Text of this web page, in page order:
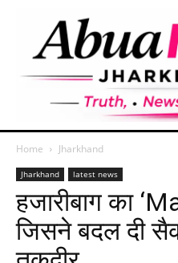
Home Jharkhand
Jharkhand latest news
हजारीबाग का
जिसने बदल दी